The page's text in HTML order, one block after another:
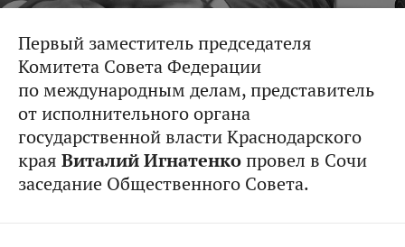
Первый заместитель председателя
Комитета Совета Федерации
по международным делам, представитель
от исполнительного органа
государственной власти Краснодарского
края Виталий Игнатенкопровел в Сочи
заседание Общественного Совета.